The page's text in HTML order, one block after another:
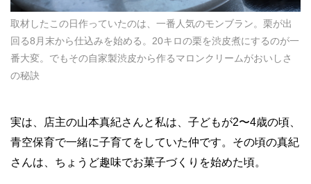
取材したこの日作っていたのは、一番人気のモンブラン。栗が出
回る8月末から仕込みを始める。20キロの栗を渋皮煮にするのが一
番大変。でもその自家製渋皮から作るマロンクリームがおいしさ
の秘訣
実は、店主の山本真紀さんと私は、子どもが2〜4歳の頃、
青空保育で一緒に子育てをしていた仲です。その頃の真紀
さんは、ちょうど趣味でお菓子づくりを始めた頃。